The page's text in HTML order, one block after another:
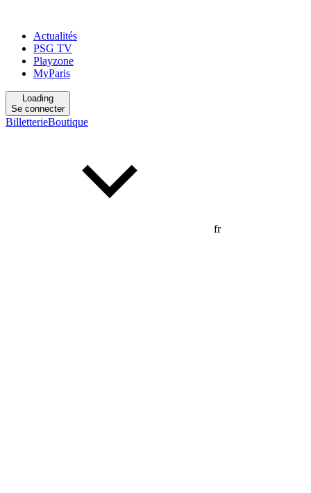
Actualités
PSG TV
Playzone
MyParis
Loading
Se connecter
BilletterieBoutique
fr